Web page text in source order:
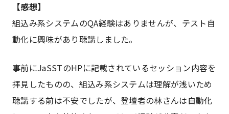
【感想】
組込み系システムのQA経験はありませんが、テスト自
動化に興味があり聴講しました。
事前にJaSSTのHPに記載されているセッション内容を
拝見したものの、組込み系システムは理解が浅いため
聴講する前は不安でしたが、登壇者の林さんは自動化